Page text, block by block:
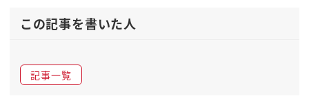
せいなの それが数日だって少しずつ事態が
ですね 今後どうなっていくのか これはです
この記事を書いた人
記事一覧